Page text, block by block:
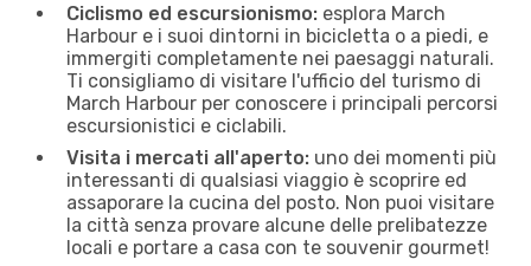
Ciclismo ed escursionismo: esplora March
Harbour e i suoi dintorni in bicicletta o a piedi, e
immergiti completamente nei paesaggi naturali.
Ti consigliamo di visitare l'ufficio del turismo di
March Harbour per conoscere i principali percorsi
escursionistici e ciclabili.
Visita i mercati all'aperto: uno dei momenti più
interessanti di qualsiasi viaggio è scoprire ed
assaporare la cucina del posto. Non puoi visitare
la città senza provare alcune delle prelibatezze
locali e portare a casa con te souvenir gourmet!